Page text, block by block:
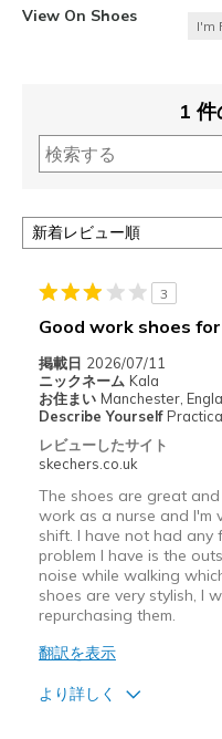
View On Shoes
I'm
1
3
Good work shoes
掲載日 2026/07/11
ニックネーム Kala
お住まい Manchester,
Describe Yourself
レビューしたサイト
skechers.co.uk
The shoes are great
work as a nurse and I'm
shift. I have not had any
problem I have is the
noise while walking
shoes are very stylish, I
repurchasing them.
翻訳を表示
より詳しく